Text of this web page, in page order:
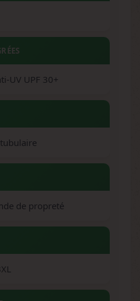
UV UPF 30+
de propreté